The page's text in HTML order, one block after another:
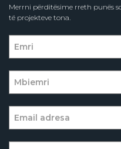
Merrni përditësime rreth punës
të projekteve tona.